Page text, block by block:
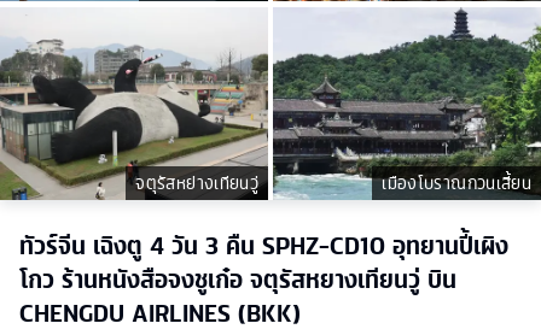
จตุรัสหย่างเทียนวู่ เมืองโบราณกวนเสี้ยน
ทัวร์จีน เฉิงตู 4 วัน 3 คืน SPHZ-CD10 อุทยานปี้เผิง
โกว ร้านหนังสือจงชูเก๋อ จตุรัสหยางเทียนวู่ บิน
CHENGDU AIRLINES (BKK)